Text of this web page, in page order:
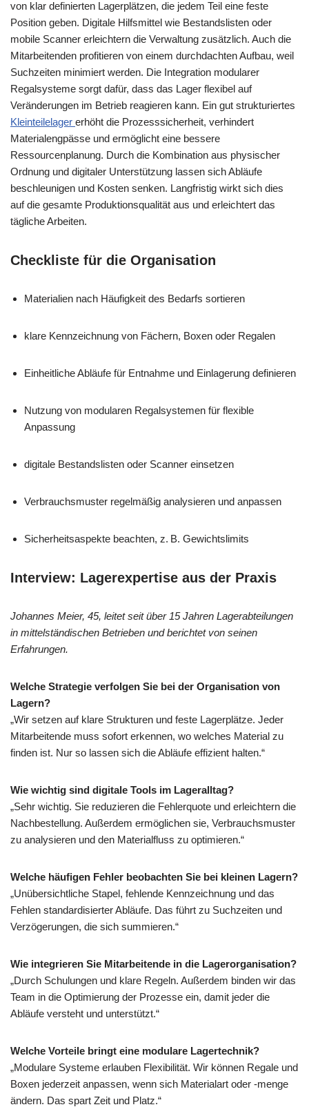
von klar definierten Lagerplätzen, die jedem Teil eine feste
Position geben. Digitale Hilfsmittel wie Bestandslisten oder
mobile Scanner erleichtern die Verwaltung zusätzlich. Auch die
Mitarbeitenden profitieren von einem durchdachten Aufbau, weil
Suchzeiten minimiert werden. Die Integration modularer
Regalsysteme sorgt dafür, dass das Lager flexibel auf
Veränderungen im Betrieb reagieren kann. Ein gut strukturiertes
Kleinteilelager erhöht die Prozesssicherheit, verhindert
Materialengpässe und ermöglicht eine bessere
Ressourcenplanung. Durch die Kombination aus physischer
Ordnung und digitaler Unterstützung lassen sich Abläufe
beschleunigen und Kosten senken. Langfristig wirkt sich dies
auf die gesamte Produktionsqualität aus und erleichtert das
tägliche Arbeiten.
Checkliste für die Organisation
Materialien nach Häufigkeit des Bedarfs sortieren
klare Kennzeichnung von Fächern, Boxen oder Regalen
Einheitliche Abläufe für Entnahme und Einlagerung definieren
Nutzung von modularen Regalsystemen für flexible
Anpassung
digitale Bestandslisten oder Scanner einsetzen
Verbrauchsmuster regelmäßig analysieren und anpassen
Sicherheitsaspekte beachten, z. B. Gewichtslimits
Interview: Lagerexpertise aus der Praxis
Johannes Meier, 45, leitet seit über 15 Jahren Lagerabteilungen
in mittelständischen Betrieben und berichtet von seinen
Erfahrungen.
Welche Strategie verfolgen Sie bei der Organisation von
Lagern?
„Wir setzen auf klare Strukturen und feste Lagerplätze. Jeder
Mitarbeitende muss sofort erkennen, wo welches Material zu
finden ist. Nur so lassen sich die Abläufe effizient halten.“
Wie wichtig sind digitale Tools im Lageralltag?
„Sehr wichtig. Sie reduzieren die Fehlerquote und erleichtern die
Nachbestellung. Außerdem ermöglichen sie, Verbrauchsmuster
zu analysieren und den Materialfluss zu optimieren.“
Welche häufigen Fehler beobachten Sie bei kleinen Lagern?
„Unübersichtliche Stapel, fehlende Kennzeichnung und das
Fehlen standardisierter Abläufe. Das führt zu Suchzeiten und
Verzögerungen, die sich summieren.“
Wie integrieren Sie Mitarbeitende in die Lagerorganisation?
„Durch Schulungen und klare Regeln. Außerdem binden wir das
Team in die Optimierung der Prozesse ein, damit jeder die
Abläufe versteht und unterstützt.“
Welche Vorteile bringt eine modulare Lagertechnik?
„Modulare Systeme erlauben Flexibilität. Wir können Regale und
Boxen jederzeit anpassen, wenn sich Materialart oder -menge
ändern. Das spart Zeit und Platz.“